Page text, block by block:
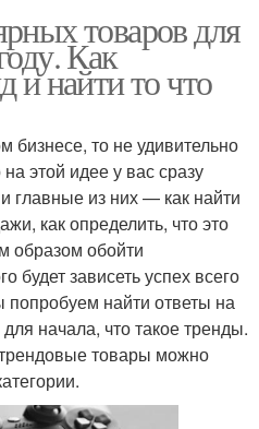
товаров для
Как
и найти то что
бизнесе, то не удивительно
этой идее у вас сразу
главные из них — как найти
как определить, что это
образом обойти
будет зависеть успех всего
найти ответы на
начала, что такое тренды.
товары можно